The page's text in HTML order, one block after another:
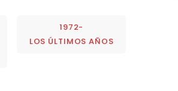
1972-
LOS ÚLTIMOS AÑOS